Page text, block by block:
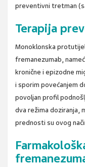
preventivni tretman
Terapija
Monoklonska
fremanezumab,
kronične i epizodne
i sporim povećanjem
povoljan profil
dva režima doziranja,
prednosti su ovog